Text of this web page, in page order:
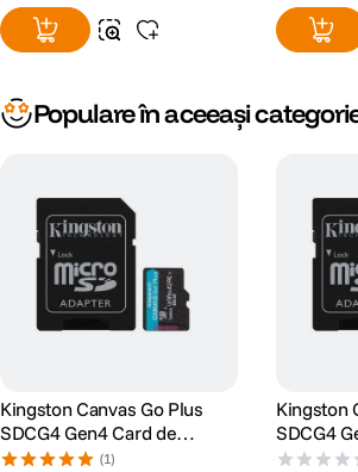
Populare în aceeași
Kingston Canvas Go Plus
SDCG4 Gen4 Card de
Memorie microSDXC 128GB
(1)
Kingston
SDCG4
Memorie